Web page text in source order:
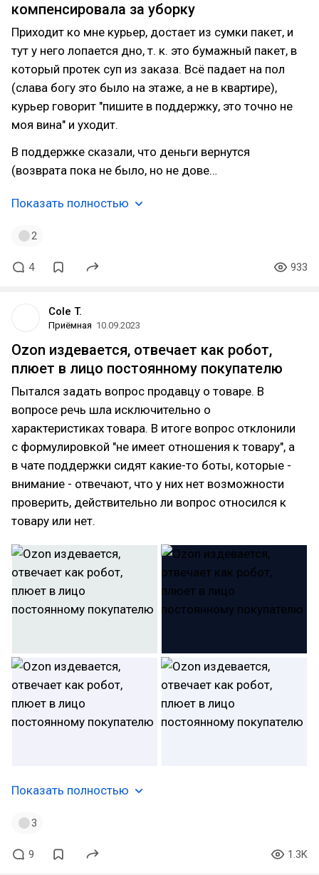
компенсировала за уборку
Приходит ко мне курьер, достает из сумки пакет, и
тут у него лопается дно, т. к. это бумажный пакет, в
который протек суп из заказа. Всё падает на пол
(слава богу это было на этаже, а не в квартире),
курьер говорит "пишите в поддержку, это точно не
моя вина" и уходит.
В поддержке сказали, что деньги вернутся
(возврата пока не было, но не дове…
Показать полностью
2
4 933
Cole T.
Приёмная 10.09.2023
Ozon издевается, отвечает как робот,
плюет в лицо постоянному покупателю
Пытался задать вопрос продавцу о товаре. В
вопросе речь шла исключительно о
характеристиках товара. В итоге вопрос отклонили
с формулировкой "не имеет отношения к товару", а
в чате поддержки сидят какие-то боты, которые -
внимание - отвечают, что у них нет возможности
проверить, действительно ли вопрос относился к
товару или нет.
Показать полностью
3
9 1.3K